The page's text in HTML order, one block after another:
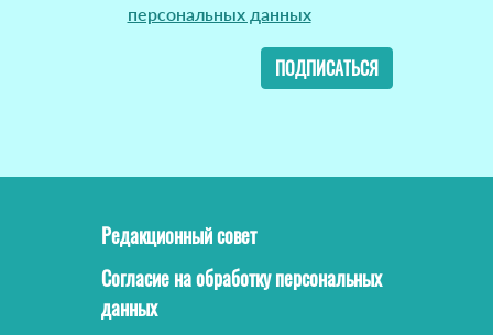
персональных данных
ПОДПИСАТЬСЯ
Редакционный совет
Согласие на обработку персональных
данных